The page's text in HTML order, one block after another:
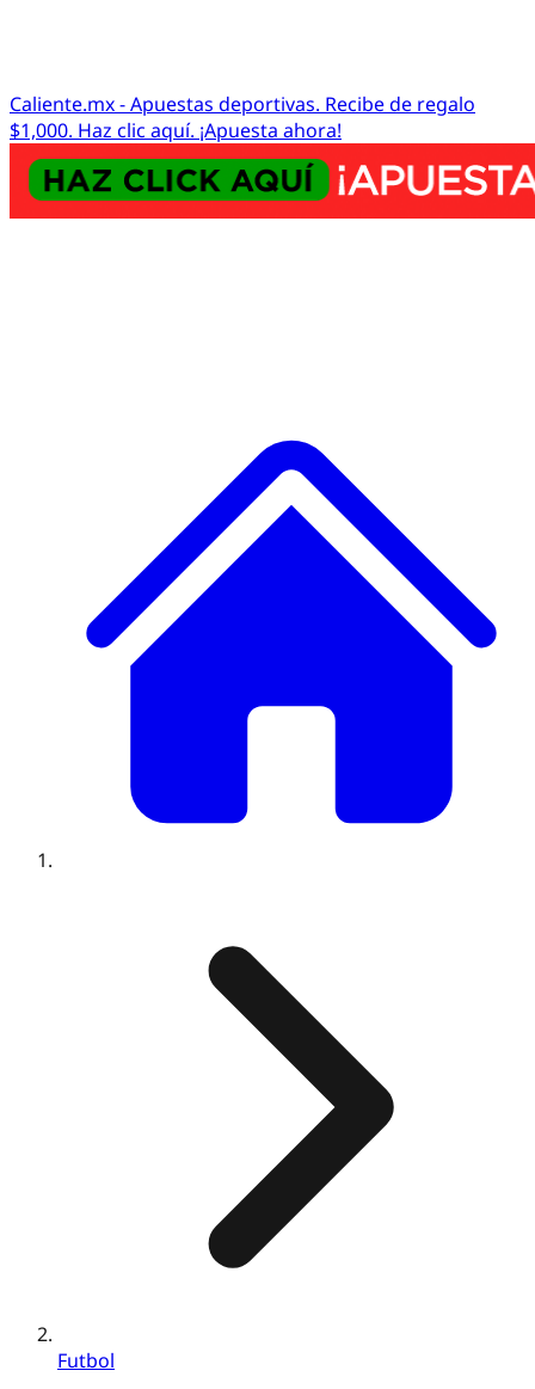
Caliente.mx - Apuestas deportivas. Recibe de regalo
$1,000. Haz clic aquí. ¡Apuesta ahora!
Futbol